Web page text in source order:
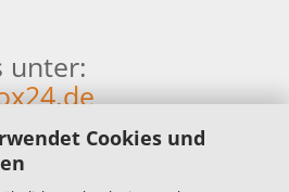
Cookies und
unter: